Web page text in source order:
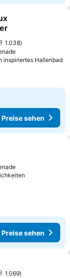
1.038
inspiriertes Hallenbad
Preise sehen
Preise sehen
1.069